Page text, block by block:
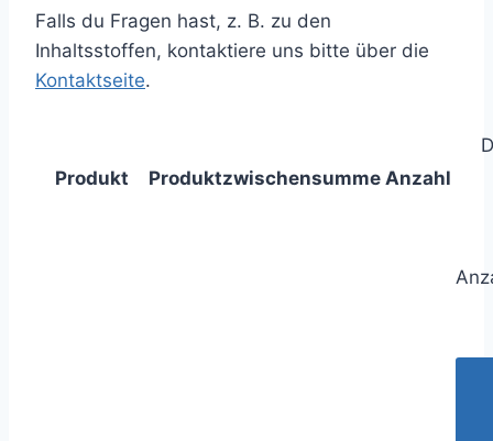
Falls du Fragen hast, z. B. zu den
Inhaltsstoffen, kontaktiere uns bitte über die
Kontaktseite.
Produkt
Produktzwischensumme Anzahl